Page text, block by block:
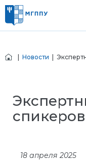
Новости |
18 апреля 2025